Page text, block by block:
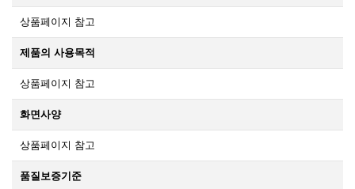
상품페이지 참고
제품의 사용목적
상품페이지 참고
화면사양
상품페이지 참고
품질보증기준